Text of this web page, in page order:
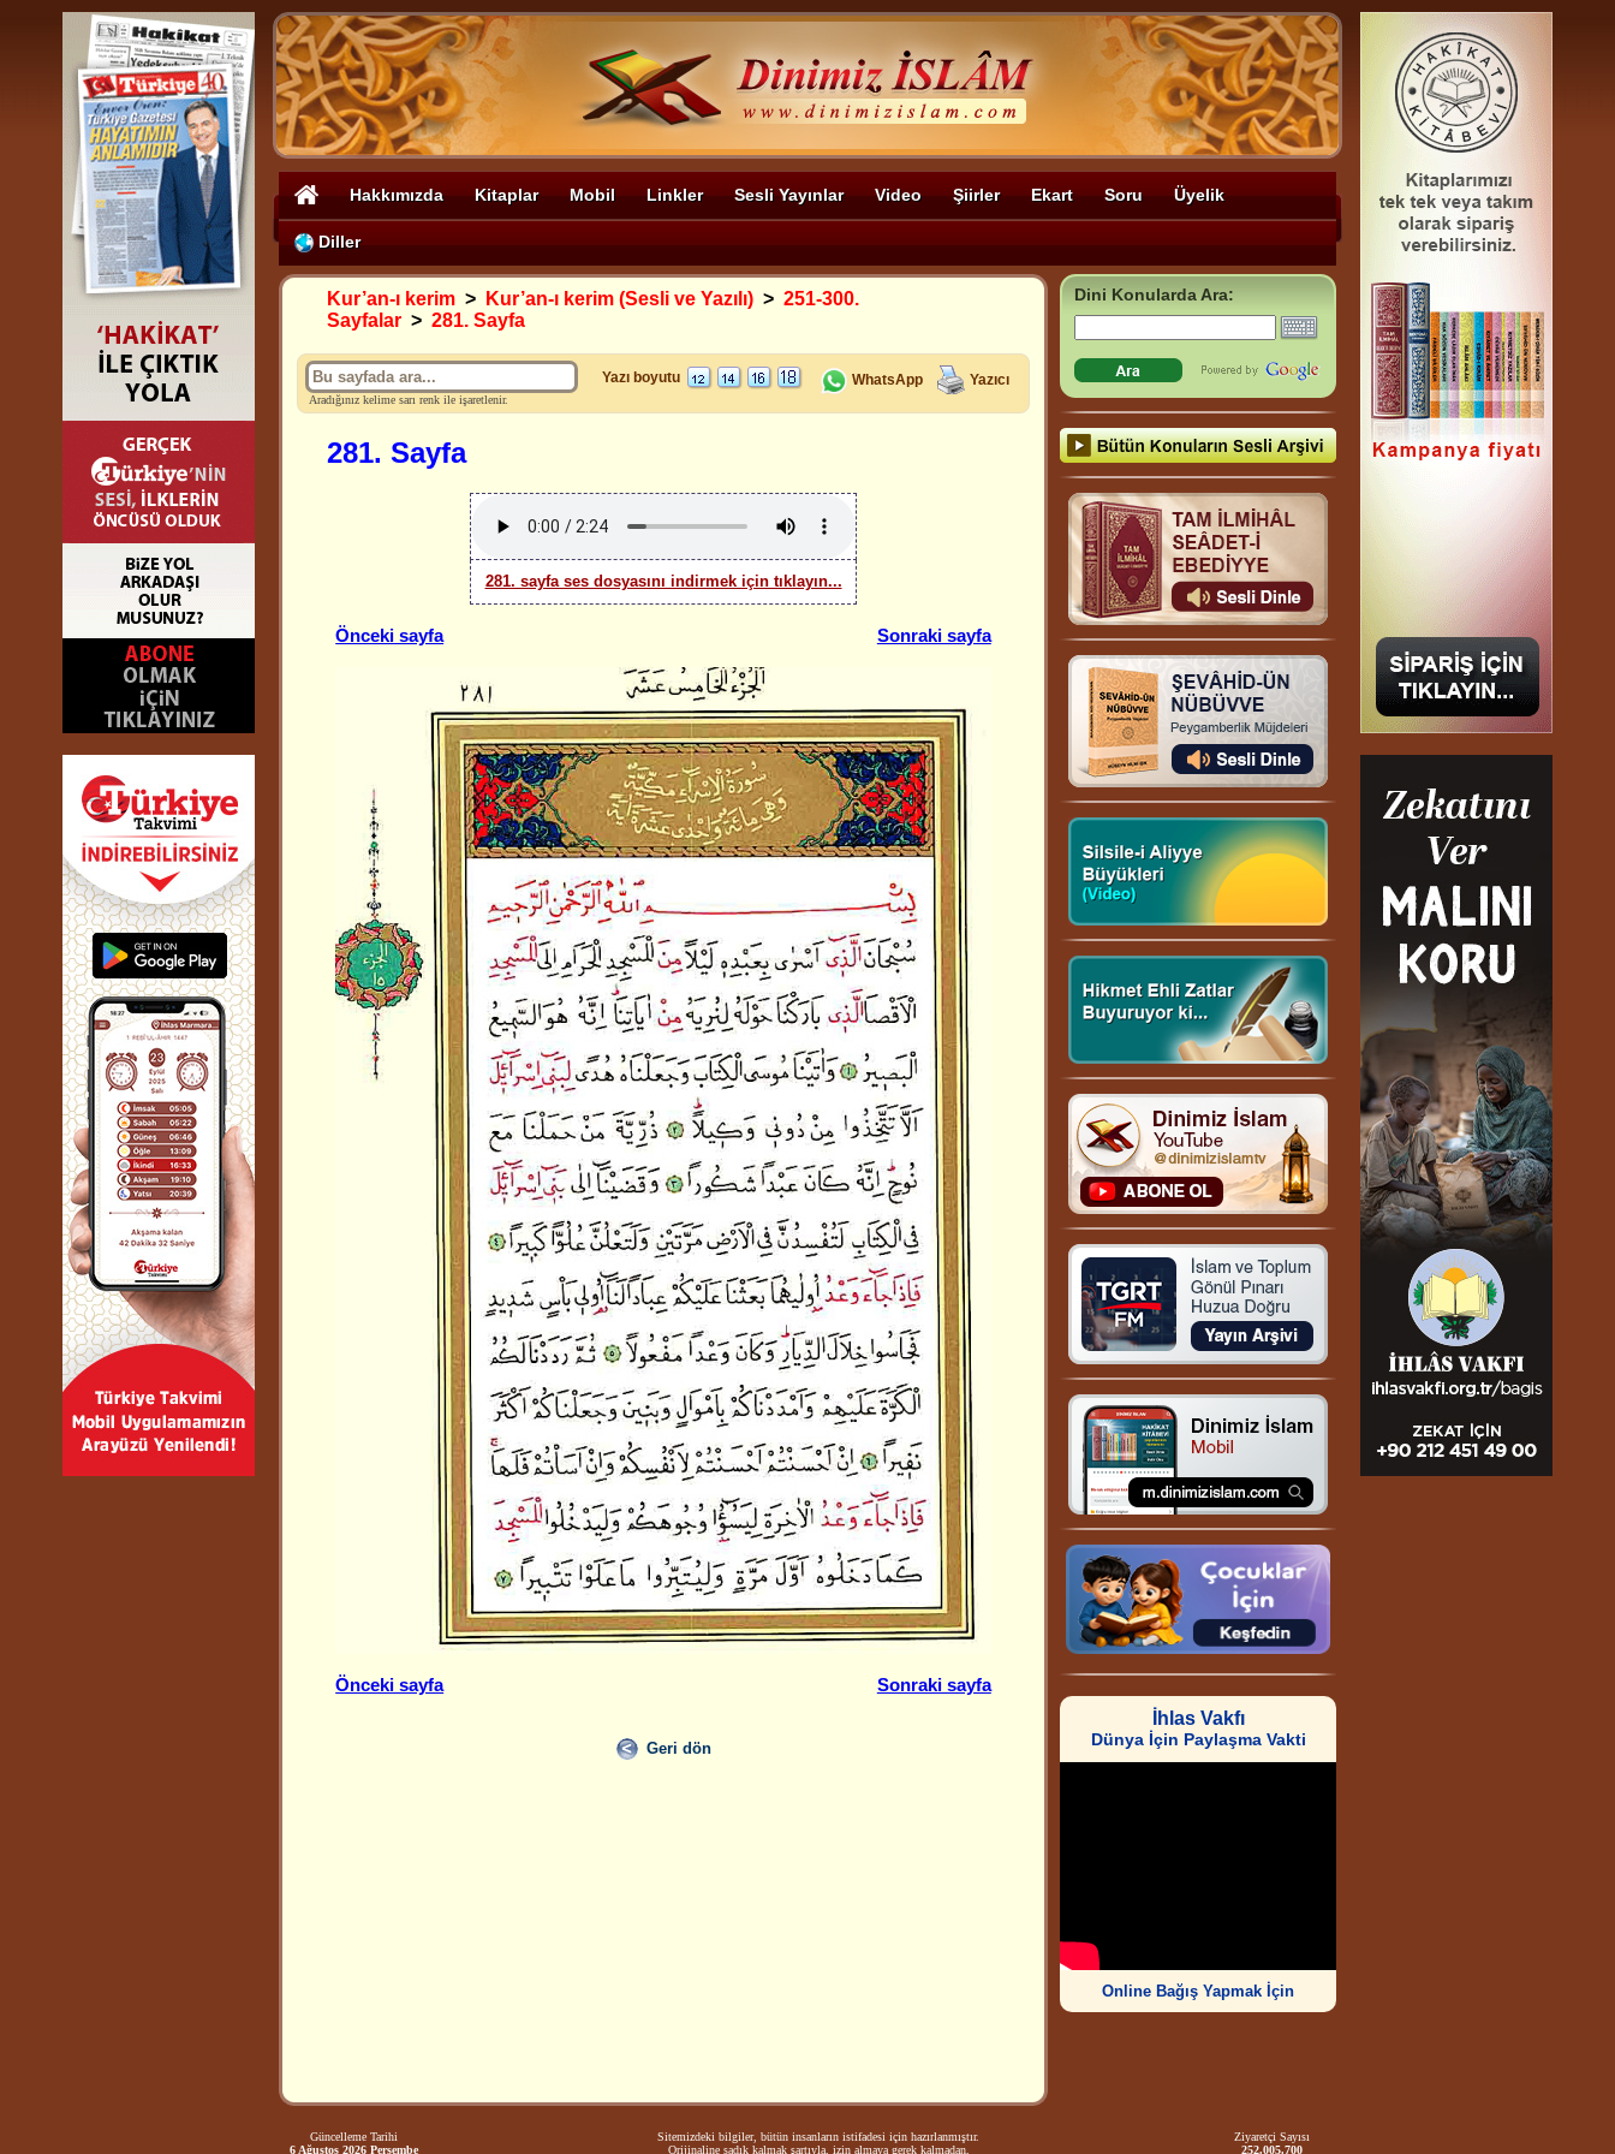
Hakkımızda Kitaplar Mobil Linkler Sesli Yayınlar Video Şiirler Ekart Soru Üyelik
Diller
Kur’an-ı kerim > Kur’an-ı kerim (Sesli ve Yazılı) > 251-300.
Sayfalar > 281. Sayfa
Aradığınız kelime sarı renk ile işaretlenir.
Yazı boyutu WhatsApp Yazıcı
281. Sayfa
281. sayfa ses dosyasını indirmek için tıklayın...
Önceki sayfa Sonraki sayfa
Önceki sayfa Sonraki sayfa
Geri dön
Dini Konularda Ara:
İhlas Vakfı
Dünya İçin Paylaşma Vakti
Online Bağış Yapmak İçin
Güncelleme Tarihi
6 Ağustos 2026 Perşembe
Sitemizdeki bilgiler, bütün insanların istifadesi için hazırlanmıştır.
Orijinaline sadık kalmak şartıyla, izin almaya gerek kalmadan,
Ziyaretçi Sayısı
252.005.700